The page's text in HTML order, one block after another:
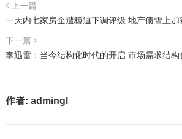
上一篇
一天内七家房企遭穆迪下调评级 地产债雪上加
下一篇
李迅雷：当今结构化时代的开启 市场需求结构
作者: admingl